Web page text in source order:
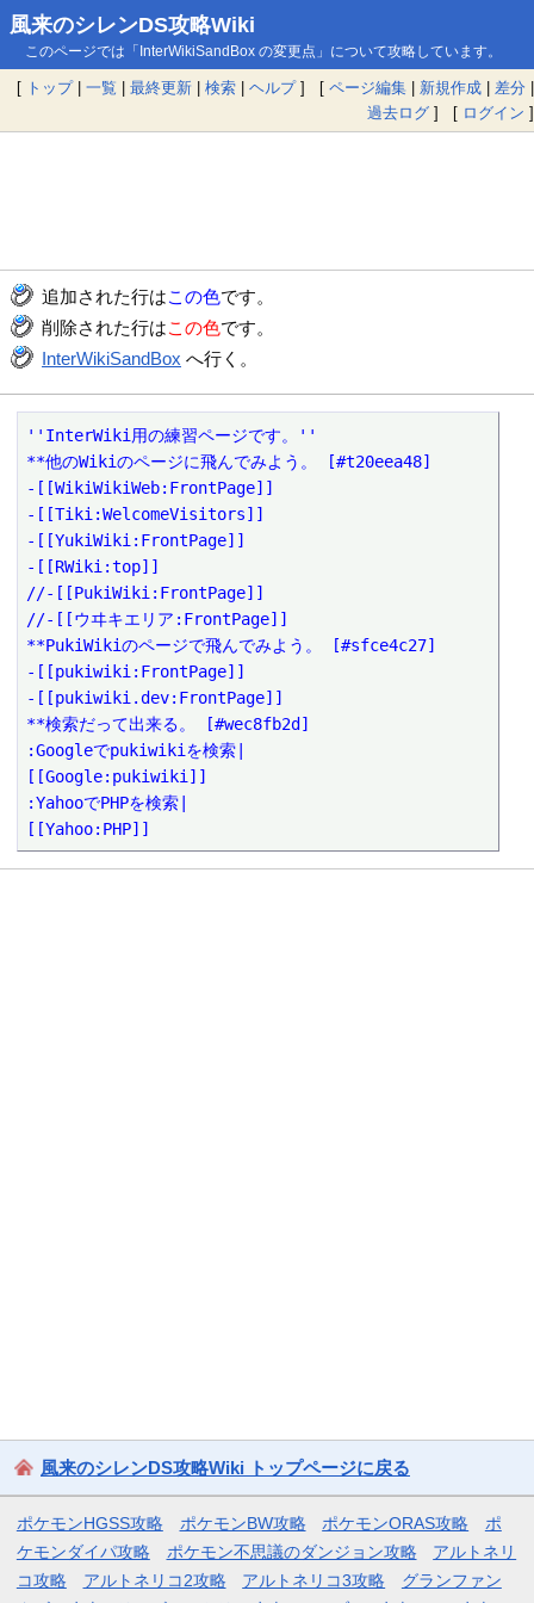
風来のシレンDS攻略Wiki
このページでは「InterWikiSandBox の変更点」について攻略しています。
[ トップ| 一覧 | 最終更新 | 検索 | ヘルプ] [ ページ編集 | 新規作成 | 差分 |
過去ログ ] [ ログイン ]
追加された行はこの色です。
削除された行はこの色です。
InterWikiSandBox へ行く。
''InterWiki用の練習ページです。''
**他のWikiのページに飛んでみよう。 [#t20eea48]
-[[WikiWikiWeb:FrontPage]]
-[[Tiki:WelcomeVisitors]]
-[[YukiWiki:FrontPage]]
-[[RWiki:top]]
//-[[PukiWiki:FrontPage]]
//-[[ウヰキエリア:FrontPage]]
**PukiWikiのページで飛んでみよう。 [#sfce4c27]
-[[pukiwiki:FrontPage]]
-[[pukiwiki.dev:FrontPage]]
**検索だって出来る。 [#wec8fb2d]
:Googleでpukiwikiを検索|
[[Google:pukiwiki]]
:YahooでPHPを検索|
[[Yahoo:PHP]]
風来のシレンDS攻略Wiki トップページに戻る
ポケモンHGSS攻略 ポケモンBW攻略 ポケモンORAS攻略
ポ
ケモンダイパ攻略
ポケモン不思議のダンジョン攻略
アルトネリ
コ攻略
アルトネリコ2攻略 アルトネリコ3攻略
グランファン